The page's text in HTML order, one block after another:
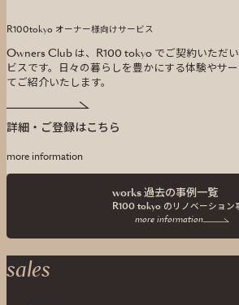
R100tokyo オーナー様向けサービス
Owners Club は、R100 tokyo でご契約いただ
ビスです。
日々の暮らしを豊かにする体験やサ
てご紹介いたします。
詳細・ご登録はこちら
more information
works 過去の事例一覧
R100 tokyo の リノベーション
more information
sales